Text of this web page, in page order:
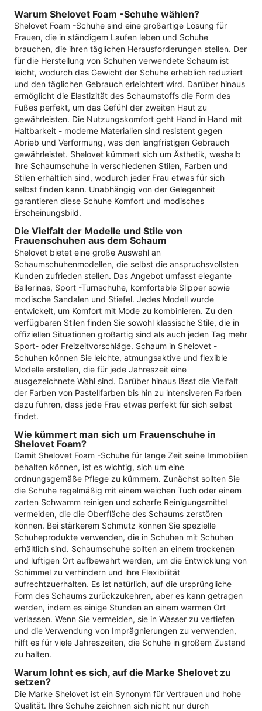
Warum Shelovet Foam -Schuhe wählen?
Shelovet Foam -Schuhe sind eine großartige Lösung für
Frauen, die in ständigem Laufen leben und Schuhe
brauchen, die ihren täglichen Herausforderungen stellen. Der
für die Herstellung von Schuhen verwendete Schaum ist
leicht, wodurch das Gewicht der Schuhe erheblich reduziert
und den täglichen Gebrauch erleichtert wird. Darüber hinaus
ermöglicht die Elastizität des Schaumstoffs die Form des
Fußes perfekt, um das Gefühl der zweiten Haut zu
gewährleisten. Die Nutzungskomfort geht Hand in Hand mit
Haltbarkeit - moderne Materialien sind resistent gegen
Abrieb und Verformung, was den langfristigen Gebrauch
gewährleistet. Shelovet kümmert sich um Ästhetik, weshalb
ihre Schaumschuhe in verschiedenen Stilen, Farben und
Stilen erhältlich sind, wodurch jeder Frau etwas für sich
selbst finden kann. Unabhängig von der Gelegenheit
garantieren diese Schuhe Komfort und modisches
Erscheinungsbild.
Die Vielfalt der Modelle und Stile von
Frauenschuhen aus dem Schaum
Shelovet bietet eine große Auswahl an
Schaumschuhenmodellen, die selbst die anspruchsvollsten
Kunden zufrieden stellen. Das Angebot umfasst elegante
Ballerinas, Sport -Turnschuhe, komfortable Slipper sowie
modische Sandalen und Stiefel. Jedes Modell wurde
entwickelt, um Komfort mit Mode zu kombinieren. Zu den
verfügbaren Stilen finden Sie sowohl klassische Stile, die in
offiziellen Situationen großartig sind als auch jeden Tag mehr
Sport- oder Freizeitvorschläge. Schaum in Shelovet -
Schuhen können Sie leichte, atmungsaktive und flexible
Modelle erstellen, die für jede Jahreszeit eine
ausgezeichnete Wahl sind. Darüber hinaus lässt die Vielfalt
der Farben von Pastellfarben bis hin zu intensiveren Farben
dazu führen, dass jede Frau etwas perfekt für sich selbst
findet.
Wie kümmert man sich um Frauenschuhe in
Shelovet Foam?
Damit Shelovet Foam -Schuhe für lange Zeit seine Immobilien
behalten können, ist es wichtig, sich um eine
ordnungsgemäße Pflege zu kümmern. Zunächst sollten Sie
die Schuhe regelmäßig mit einem weichen Tuch oder einem
zarten Schwamm reinigen und scharfe Reinigungsmittel
vermeiden, die die Oberfläche des Schaums zerstören
können. Bei stärkerem Schmutz können Sie spezielle
Schuheprodukte verwenden, die in Schuhen mit Schuhen
erhältlich sind. Schaumschuhe sollten an einem trockenen
und luftigen Ort aufbewahrt werden, um die Entwicklung von
Schimmel zu verhindern und ihre Flexibilität
aufrechtzuerhalten. Es ist natürlich, auf die ursprüngliche
Form des Schaums zurückzukehren, aber es kann getragen
werden, indem es einige Stunden an einem warmen Ort
verlassen. Wenn Sie vermeiden, sie in Wasser zu vertiefen
und die Verwendung von Imprägnierungen zu verwenden,
hilft es für viele Jahreszeiten, die Schuhe in großem Zustand
zu halten.
Warum lohnt es sich, auf die Marke Shelovet zu
setzen?
Die Marke Shelovet ist ein Synonym für Vertrauen und hohe
Qualität. Ihre Schuhe zeichnen sich nicht nur durch